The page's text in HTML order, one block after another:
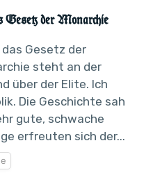
der Monarchie
Gesetz der
steht an der
über der Elite. Ich
Die Geschichte sah
gute, schwache
erfreuten sich der...